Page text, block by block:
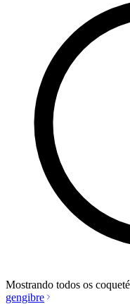
Mostrando todos os
gengibre